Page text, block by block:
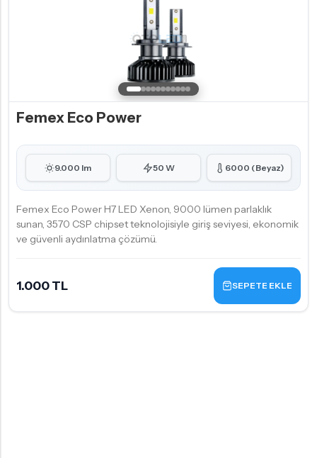
Femex Eco Power
9.000 lm 50 W 6000 (Beyaz)
Femex Eco Power H7 LED Xenon, 9000 lümen parlaklık
sunan, 3570 CSP chipset teknolojisiyle giriş seviyesi, ekonomik
ve güvenli aydınlatma çözümü.
1.000 TL SEPETE EKLE